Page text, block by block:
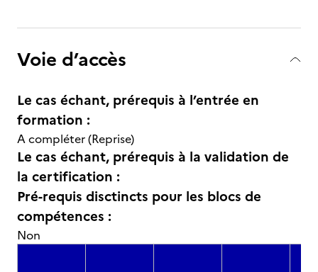
Voie d’accès
Le cas échant, prérequis à l’entrée en
formation :
A compléter (Reprise)
Le cas échant, prérequis à la validation de
la certification :
Pré-requis disctincts pour les blocs de
compétences :
Non